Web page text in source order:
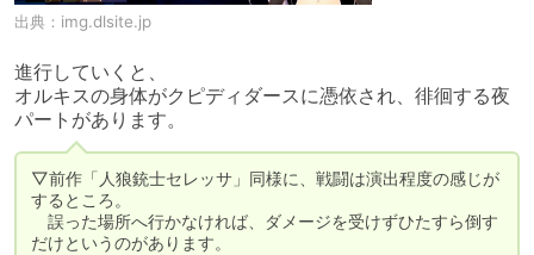
出典： img.dlsite.jp
進行していくと、
オルキスの身体がクピディダースに憑依され、徘徊する夜
パートがあります。
▽前作「人狼銃士セレッサ」同様に、戦闘は演出程度の感じが
するところ。
誤った場所へ行かなければ、ダメージを受けずひたすら倒す
だけというのがあります。